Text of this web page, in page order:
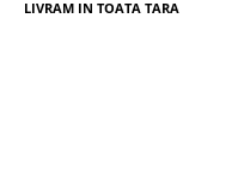
LIVRAM IN TOATA TARA